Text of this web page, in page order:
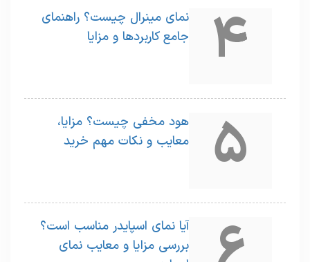
4
نمای مینرال چیست؟ راهنمای
جامع کاربردها و مزایا
5
هود مخفی چیست؟ مزایا،
معایب و نکات مهم خرید
آیا نمای اسپایدر مناسب است؟
بررسی مزایا و معایب نمای